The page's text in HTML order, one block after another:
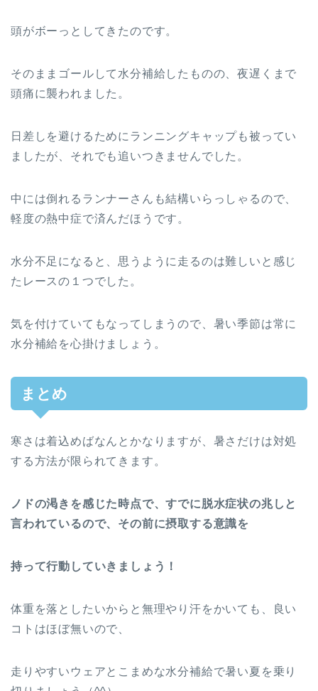
頭がボーっとしてきたのです。
そのままゴールして水分補給したものの、夜遅くまで
頭痛に襲われました。
日差しを避けるためにランニングキャップも被ってい
ましたが、それでも追いつきませんでした。
中には倒れるランナーさんも結構いらっしゃるので、
軽度の熱中症で済んだほうです。
水分不足になると、思うように走るのは難しいと感じ
たレースの１つでした。
気を付けていてもなってしまうので、暑い季節は常に
水分補給を心掛けましょう。
まとめ
寒さは着込めばなんとかなりますが、暑さだけは対処
する方法が限られてきます。
ノドの渇きを感じた時点で、すでに脱水症状の兆しと
言われているので、その前に摂取する意識を
持って行動していきましょう！
体重を落としたいからと無理やり汗をかいても、良い
コトはほぼ無いので、
走りやすいウェアとこまめな水分補給で暑い夏を乗り